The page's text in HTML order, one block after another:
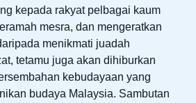
kepada rakyat pelbagai kaum
mesra, dan mengeratkan
menikmati juadah
tetamu juga akan dihiburkan
kebudayaan yang
budaya Malaysia. Sambutan